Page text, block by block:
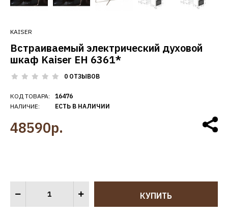
KAISER
Встраиваемый электрический духовой
шкаф Kaiser EH 6361*
0 ОТЗЫВОВ
КОД ТОВАРА:
НАЛИЧИЕ:
16476
ЕСТЬ В НАЛИЧИИ
48590р.